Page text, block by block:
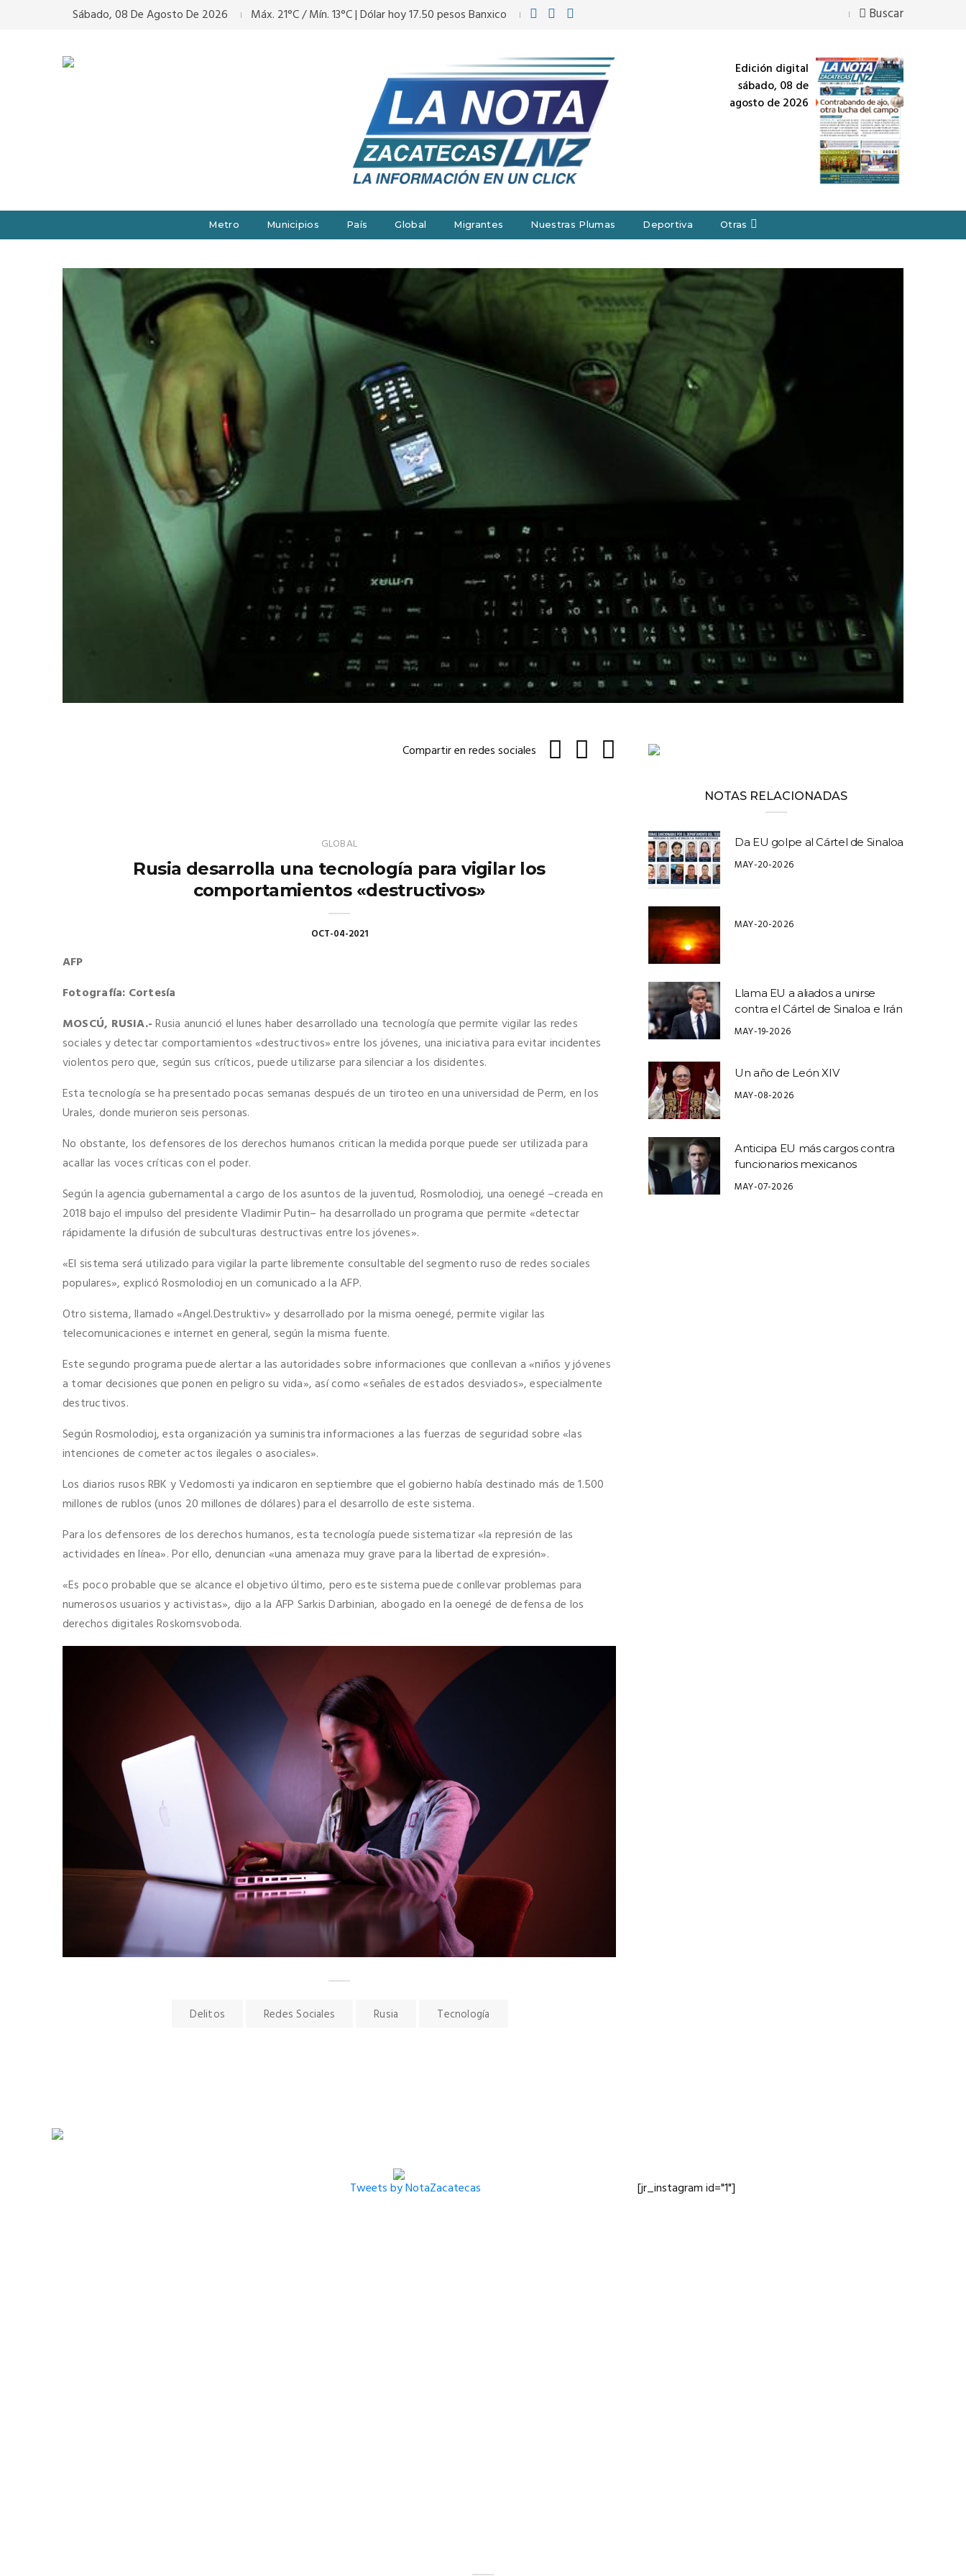
Sábado, 08 De Agosto De 2026 Máx. 21°C / Mín. 13°C | Dólar hoy 17.50 pesos Banxico Buscar
Edición digital
sábado, 08 de
agosto de 2026
Metro Municipios País Global Migrantes Nuestras Plumas Deportiva Otras
Compartir en redes sociales
GLOBAL
Rusia desarrolla una tecnología para vigilar los
comportamientos «destructivos»
OCT-04-2021
AFP
Fotografía: Cortesía
MOSCÚ, RUSIA.-Rusia anunció el lunes haber desarrollado una tecnología que permite vigilar las redes
sociales y detectar comportamientos «destructivos» entre los jóvenes, una iniciativa para evitar incidentes
violentos pero que, según sus críticos, puede utilizarse para silenciar a los disidentes.
Esta tecnología se ha presentado pocas semanas después de un tiroteo en una universidad de Perm, en los
Urales, donde murieron seis personas.
No obstante, los defensores de los derechos humanos critican la medida porque puede ser utilizada para
acallar las voces críticas con el poder.
Según la agencia gubernamental a cargo de los asuntos de la juventud, Rosmolodioj, una oenegé –creada en
2018 bajo el impulso del presidente Vladimir Putin– ha desarrollado un programa que permite «detectar
rápidamente la difusión de subculturas destructivas entre los jóvenes».
«El sistema será utilizado para vigilar la parte libremente consultable del segmento ruso de redes sociales
populares», explicó Rosmolodioj en un comunicado a la AFP.
Otro sistema, llamado «Angel.Destruktiv» y desarrollado por la misma oenegé, permite vigilar las
telecomunicaciones e internet en general, según la misma fuente.
Este segundo programa puede alertar a las autoridades sobre informaciones que conllevan a «niños y jóvenes
a tomar decisiones que ponen en peligro su vida», así como «señales de estados desviados», especialmente
destructivos.
Según Rosmolodioj, esta organización ya suministra informaciones a las fuerzas de seguridad sobre «las
intenciones de cometer actos ilegales o asociales».
Los diarios rusos RBK y Vedomosti ya indicaron en septiembre que el gobierno había destinado más de 1.500
millones de rublos (unos 20 millones de dólares) para el desarrollo de este sistema.
Para los defensores de los derechos humanos, esta tecnología puede sistematizar «la represión de las
actividades en línea». Por ello, denuncian «una amenaza muy grave para la libertad de expresión».
«Es poco probable que se alcance el objetivo último, pero este sistema puede conllevar problemas para
numerosos usuarios y activistas», dijo a la AFP Sarkis Darbinian, abogado en la oenegé de defensa de los
derechos digitales Roskomsvoboda.
Delitos Redes Sociales Rusia Tecnología
NOTAS RELACIONADAS
Da EU golpe al Cártel de Sinaloa
MAY-20-2026
MAY-20-2026
Llama EU a aliados a unirse
contra el Cártel de Sinaloa e Irán
MAY-19-2026
Un año de León XIV
MAY-08-2026
Anticipa EU más cargos contra
funcionarios mexicanos
MAY-07-2026
Tweets by NotaZacatecas [jr_instagram id="1"]